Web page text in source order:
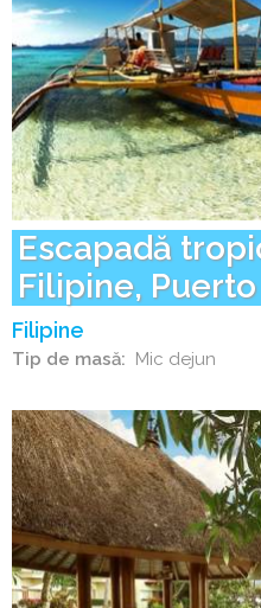
Escapadă
Filipine,
Filipine
Tip de masă Mic dejun